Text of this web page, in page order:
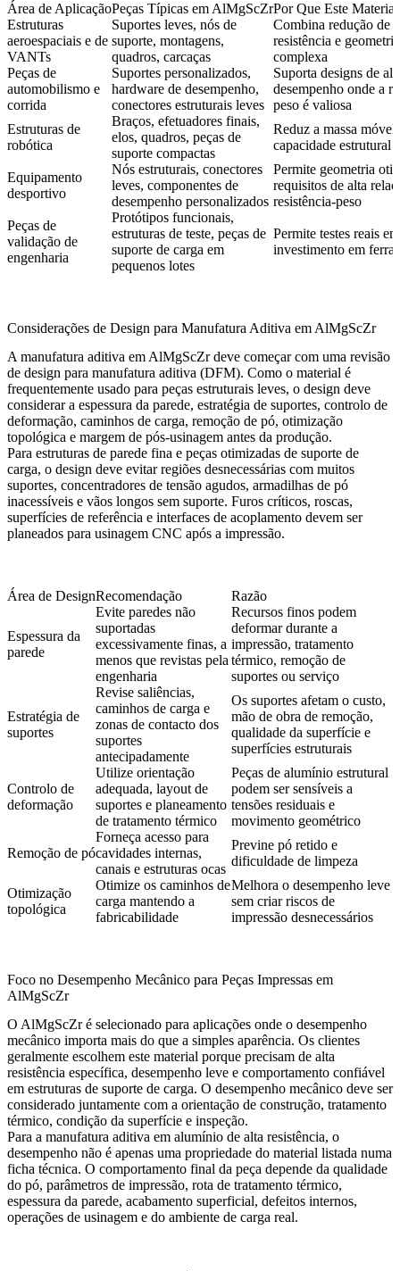
Área de AplicaçãoPeças Típicas em AlMgScZrPor Que Este
Estruturas
aeroespaciais e de
VANTs
Suportes leves, nós de
suporte, montagens,
quadros, carcaças
Combina redução de
resistência e
complexa
Peças de
automobilismo e
corrida
Suportes personalizados,
hardware de desempenho,
conectores estruturais leves
Suporta designs de
desempenho onde a
peso é valiosa
Estruturas de
robótica
Braços, efetuadores finais,
elos, quadros, peças de
suporte compactas
Reduz a massa móvel
capacidade estrutural
Equipamento
desportivo
Nós estruturais, conectores
leves, componentes de
desempenho personalizados
Permite geometria
requisitos de alta
resistência-peso
Peças de
validação de
engenharia
Protótipos funcionais,
estruturas de teste, peças de
suporte de carga em
pequenos lotes
Permite testes reais
investimento em
Considerações de Design para Manufatura Aditiva em AlMgScZr
A manufatura aditiva em AlMgScZr deve começar com uma revisão
de design para manufatura aditiva (DFM). Como o material é
frequentemente usado para peças estruturais leves, o design deve
considerar a espessura da parede, estratégia de suportes, controlo de
deformação, caminhos de carga, remoção de pó, otimização
topológica e margem de pós-usinagem antes da produção.
Para estruturas de parede fina e peças otimizadas de suporte de
carga, o design deve evitar regiões desnecessárias com muitos
suportes, concentradores de tensão agudos, armadilhas de pó
inacessíveis e vãos longos sem suporte. Furos críticos, roscas,
superfícies de referência e interfaces de acoplamento devem ser
planeados para usinagem CNC após a impressão.
Área de DesignRecomendação Razão
Espessura da
parede
Evite paredes não
suportadas
excessivamente finas, a
menos que revistas pela
engenharia
Recursos finos podem
deformar durante a
impressão, tratamento
térmico, remoção de
suportes ou serviço
Estratégia de
suportes
Revise saliências,
caminhos de carga e
zonas de contacto dos
suportes
antecipadamente
Os suportes afetam o custo,
mão de obra de remoção,
qualidade da superfície e
superfícies estruturais
Controlo de
deformação
Utilize orientação
adequada, layout de
suportes e planeamento
de tratamento térmico
Peças de alumínio estrutural
podem ser sensíveis a
tensões residuais e
movimento geométrico
Remoção de pó
Forneça acesso para
cavidades internas,
canais e estruturas ocas
Previne pó retido e
dificuldade de limpeza
Otimização
topológica
Otimize os caminhos de
carga mantendo a
fabricabilidade
Melhora o desempenho leve
sem criar riscos de
impressão desnecessários
Foco no Desempenho Mecânico para Peças Impressas em
AlMgScZr
O AlMgScZr é selecionado para aplicações onde o desempenho
mecânico importa mais do que a simples aparência. Os clientes
geralmente escolhem este material porque precisam de alta
resistência específica, desempenho leve e comportamento confiável
em estruturas de suporte de carga. O desempenho mecânico deve ser
considerado juntamente com a orientação de construção, tratamento
térmico, condição da superfície e inspeção.
Para a manufatura aditiva em alumínio de alta resistência, o
desempenho não é apenas uma propriedade do material listada numa
ficha técnica. O comportamento final da peça depende da qualidade
do pó, parâmetros de impressão, rota de tratamento térmico,
espessura da parede, acabamento superficial, defeitos internos,
operações de usinagem e do ambiente de carga real.